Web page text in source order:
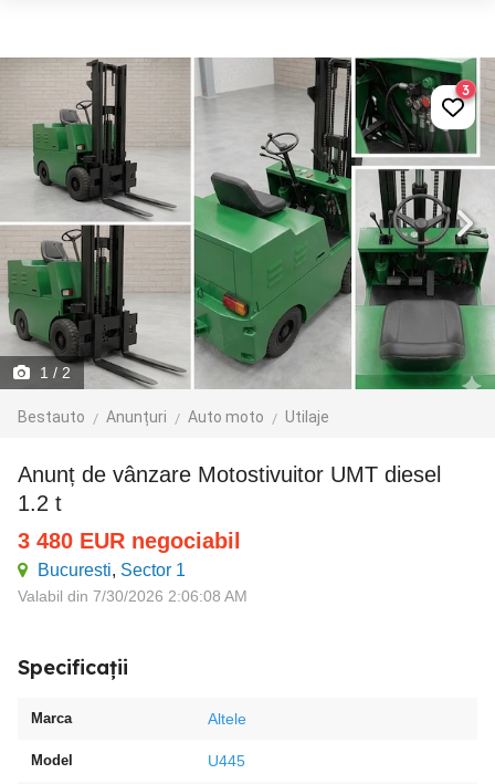
1 / 2
Bestauto Anunțuri Auto moto Utilaje
3
Anunț de vânzare Motostivuitor UMT diesel
1.2 t
3 480 EUR negociabil
Bucuresti, Sector 1
Valabil din 7/30/2026 2:06:08 AM
Specificații
Marca Altele
Model U445